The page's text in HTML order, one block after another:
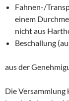
Fahnen-/
einem
nicht aus
Beschallung
aus der
Die Versammlung